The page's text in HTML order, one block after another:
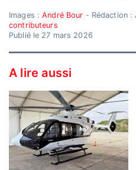
Images :André Bour - Rédaction :
contributeurs
Publié le 27 mars 2026
A lire aussi